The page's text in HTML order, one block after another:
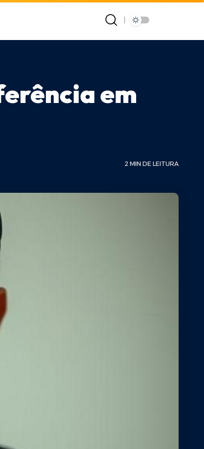
em
2 MIN DE LEITURA